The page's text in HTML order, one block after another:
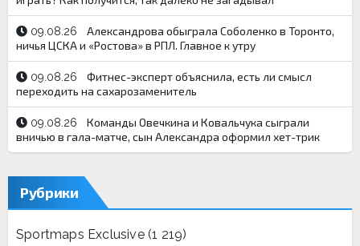
09.08.26
Александрова обыграла Соболенко в Торонто,
ничья ЦСКА и «Ростова» в РПЛ. Главное к утру
09.08.26
Фитнес-эксперт объяснила, есть ли смысл
переходить на сахарозаменитель
09.08.26
Команды Овечкина и Ковальчука сыграли
вничью в гала-матче, сын Александра оформил хет-трик
Рубрики
Sportmaps Exclusive(1 219)